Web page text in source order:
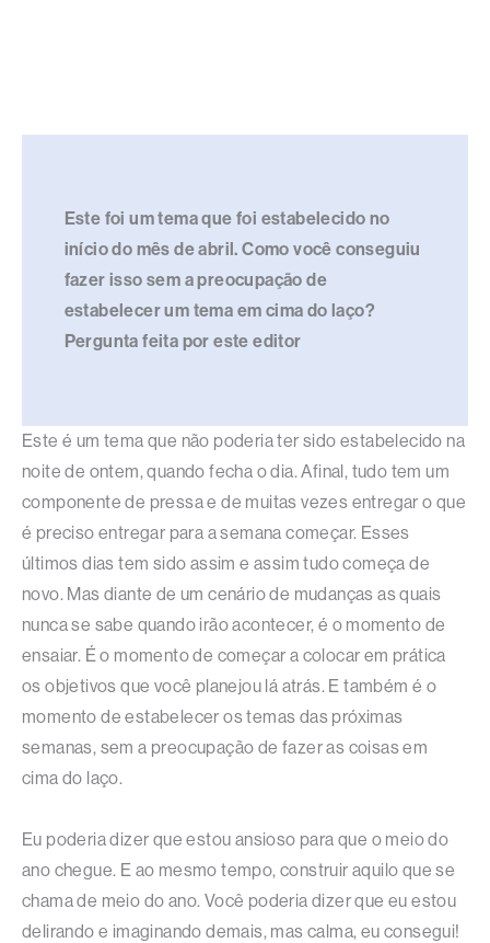
Este foi um tema que foi estabelecido no
início do mês de abril. Como você conseguiu
fazer isso sem a preocupação de
estabelecer um tema em cima do laço?
Pergunta feita por este editor
Este é um tema que não poderia ter sido estabelecido na
noite de ontem, quando fecha o dia. Afinal, tudo tem um
componente de pressa e de muitas vezes entregar o que
é preciso entregar para a semana começar. Esses
últimos dias tem sido assim e assim tudo começa de
novo. Mas diante de um cenário de mudanças as quais
nunca se sabe quando irão acontecer, é o momento de
ensaiar. É o momento de começar a colocar em prática
os objetivos que você planejou lá atrás. E também é o
momento de estabelecer os temas das próximas
semanas, sem a preocupação de fazer as coisas em
cima do laço.
Eu poderia dizer que estou ansioso para que o meio do
ano chegue. E ao mesmo tempo, construir aquilo que se
chama de meio do ano. Você poderia dizer que eu estou
delirando e imaginando demais, mas calma, eu consegui!